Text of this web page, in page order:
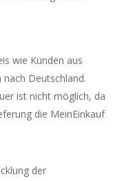
wie Kunden aus
nach Deutschland.
ist nicht möglich, da
die MeinEinkauf
der